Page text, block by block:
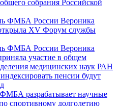
собрания Российской
ФМБА России Вероника
XV Форум службы
ФМБА России Вероника
участие в общем
медицинских наук РАН
пенсии будут
разрабатывает научные
спортивному долголетию